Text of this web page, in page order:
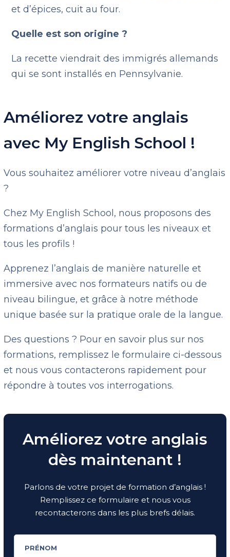
et d’épices, cuit au four.
Quelle est son origine ?
La recette viendrait des immigrés allemands
qui se sont installés en Pennsylvanie.
Améliorez votre anglais
avec My English School !
Vous souhaitez améliorer votre niveau d’anglais
?
Chez My English School, nous proposons des
formations d’anglais pour tous les niveaux et
tous les profils !
Apprenez l’anglais de manière naturelle et
immersive avec nos formateurs natifs ou de
niveau bilingue, et grâce à notre méthode
unique basée sur la pratique orale de la langue.
Des questions ? Pour en savoir plus sur nos
formations, remplissez le formulaire ci-dessous
et nous vous contacterons rapidement pour
répondre à toutes vos interrogations.
Améliorez votre anglais
dès maintenant !
Parlons de votre projet de formation d’anglais !
Remplissez ce formulaire et nous vous
recontacterons dans les plus brefs délais.